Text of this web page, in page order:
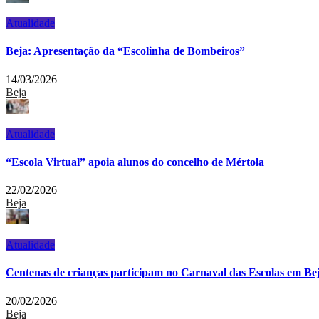
Atualidade
Beja: Apresentação da “Escolinha de Bombeiros”
14/03/2026
Beja
Atualidade
“Escola Virtual” apoia alunos do concelho de Mértola
22/02/2026
Beja
Atualidade
Centenas de crianças participam no Carnaval das Escolas em
20/02/2026
Beja